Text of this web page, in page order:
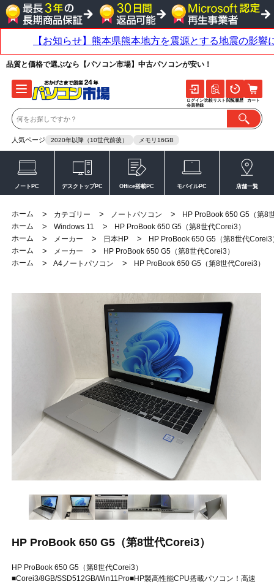
品質と価格で選ぶなら【パソコン市場】中古パソコンが安い！
人気ページ 2020年以降（10世代前後） メモリ16GB
ログイン
会員登録
比較リスト 閲覧履歴 カート
ノートPC デスクトップPC Office搭載PC モバイルPC 店舗一覧
ホーム > カテゴリー > ノートパソコン >
HP ProBook 650 G5（第8
ホーム
> Windows 11 >
HP ProBook 650 G5（第8世代Corei3）
ホーム
> メーカー > 日本HP >
HP ProBook 650 G5（第8世代Corei3
ホーム
> メーカー >
HP ProBook 650 G5（第8世代Corei3）
ホーム
> A4ノートパソコン > HP ProBook 650 G5（第8世代Corei3）
HP ProBook 650 G5（第8世代Corei3）
HP ProBook 650 G5（第8世代Corei3）
■Corei3/8GB/SSD512GB/Win11Pro■HP製高性能CPU搭載パソコン！高速